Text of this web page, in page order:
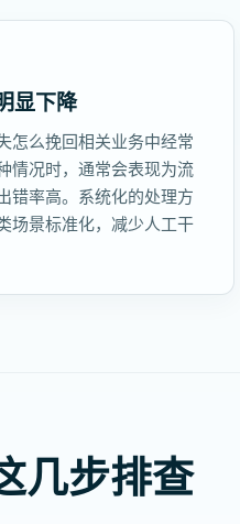
显下降
怎么挽回相关业务中经常
情况时，通常会表现为流
错率高。系统化的处理方
场景标准化，减少人工干
几步排查